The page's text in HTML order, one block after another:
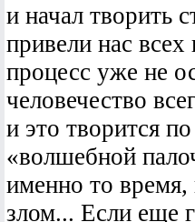
и начал творить
привели нас
процесс уже не
человечество
и это творится
«волшебной
именно то
злом... Если еще